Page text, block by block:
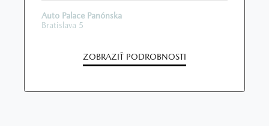
Auto Palace Panónska
Bratislava 5
ZOBRAZIŤ PODROBNOSTI